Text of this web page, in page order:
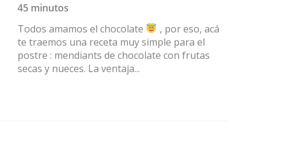
45 minutos
Todos amamos el chocolate
, por eso, acá
te traemos una receta muy simple para el
postre : mendiants de chocolate con frutas
secas y nueces. La ventaja...